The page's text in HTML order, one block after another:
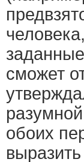
сможет
обоих